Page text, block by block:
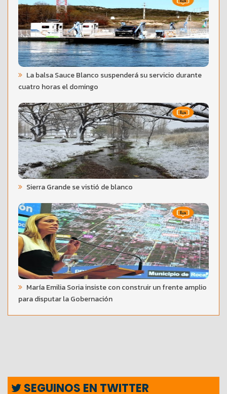
La balsa Sauce Blanco suspenderá su servicio durante
cuatro horas el domingo
Sierra Grande se vistió de blanco
María Emilia Soria insiste con construir un frente amplio
para disputar la Gobernación
SEGUINOS EN TWITTER